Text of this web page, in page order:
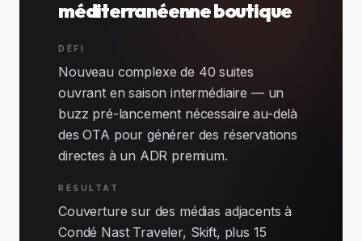
méditerranéenne boutique
DÉFI
Nouveau complexe de 40 suites
ouvrant en saison intermédiaire — un
buzz pré-lancement nécessaire au-delà
des OTA pour générer des réservations
directes à un ADR premium.
RÉSULTAT
Couverture sur des médias adjacents à
Condé Nast Traveler, Skift, plus 15